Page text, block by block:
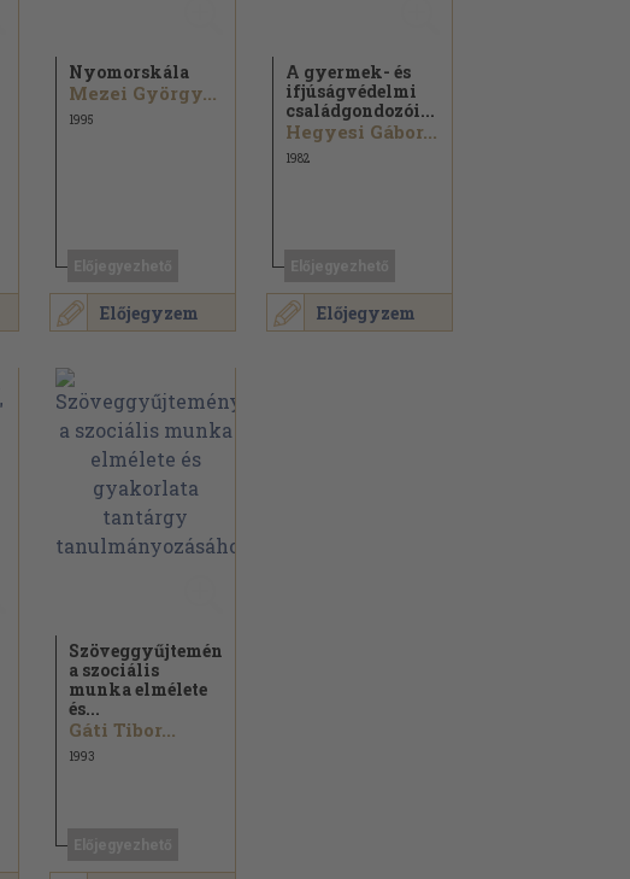
Előjegyzem
Nyomorskála
Mezei György...
1995
Előjegyzem
A gyermek- és
ifjúságvédelmi
családgondozói...
Hegyesi Gábor...
1982
Szöveggyűjtemény
a szociális
munka elmélete
és...
Gáti Tibor...
1993